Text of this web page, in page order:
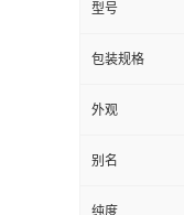
型号
包装规格
外观
别名
纯度